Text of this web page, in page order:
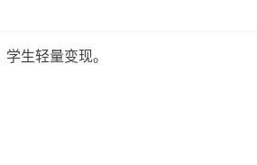
生轻量变现。